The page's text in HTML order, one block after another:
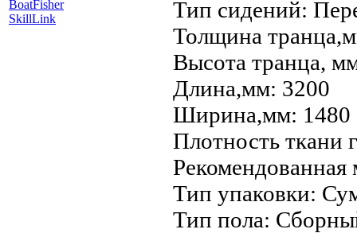
BoatFisher
SkillLink
Тип сидений:
Толщина
Высота транца,
Длина,мм: 3200
Ширина,мм: 1480
Плотность ткани
Тип упаковки:
Тип пола: